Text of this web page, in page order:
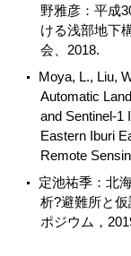
野雅彦：平成
ける浅部地下
会、2018.
Moya, L., Liu,
Automatic
and Sentinel-1
Eastern Iburi
Remote
定池祐季：北
析?避難所と
ポジウム，